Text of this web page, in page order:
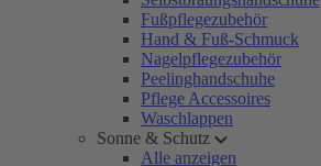
Fußpflegezubehör
Hand & Fuß-Schmuck
Nagelpflegezubehör
Peelinghandschuhe
Pflege Accessoires
Waschlappen
Sonne & Schutz
Alle anzeigen